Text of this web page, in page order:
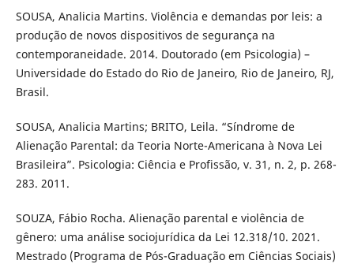
SOUSA, Analicia Martins. Violência e demandas por leis: a
produção de novos dispositivos de segurança na
contemporaneidade. 2014. Doutorado (em Psicologia) –
Universidade do Estado do Rio de Janeiro, Rio de Janeiro, RJ,
Brasil.
SOUSA, Analicia Martins; BRITO, Leila. “Síndrome de
Alienação Parental: da Teoria Norte-Americana à Nova Lei
Brasileira”. Psicologia: Ciência e Profissão, v. 31, n. 2, p. 268-
283. 2011.
SOUZA, Fábio Rocha. Alienação parental e violência de
gênero: uma análise sociojurídica da Lei 12.318/10. 2021.
Mestrado (Programa de Pós-Graduação em Ciências Sociais)